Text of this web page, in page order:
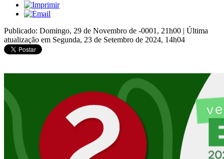
Publicado: Domingo, 29 de Novembro de -0001, 21h00 | Última
atualização em Segunda, 23 de Setembro de 2024, 14h04